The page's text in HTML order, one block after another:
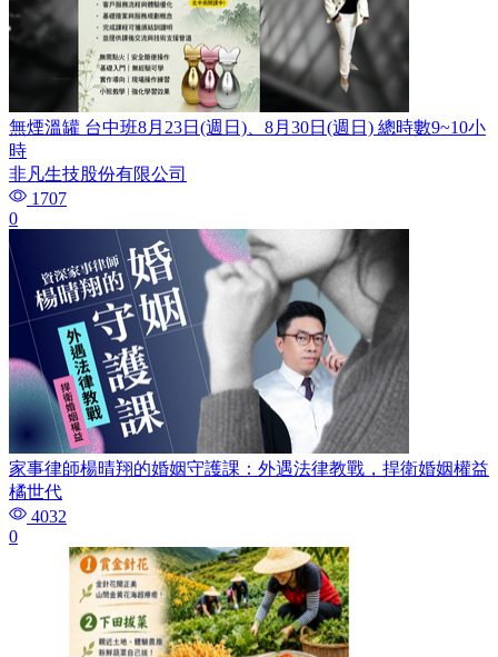
無煙溫罐 台中班8月23日(週日)、8月30日(週日) 總時數9~10小
時
非凡生技股份有限公司
1707
0
家事律師楊晴翔的婚姻守護課：外遇法律教戰，捍衛婚姻權益
橘世代
4032
0